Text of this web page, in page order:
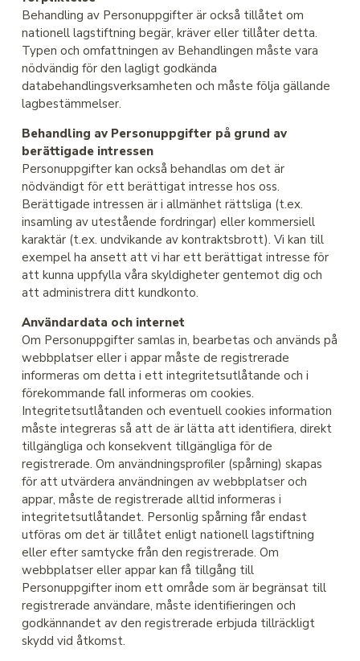
Behandling av Personuppgifter är också tillåtet om
nationell lagstiftning begär, kräver eller tillåter detta.
Typen och omfattningen av Behandlingen måste vara
nödvändig för den lagligt godkända
databehandlingsverksamheten och måste följa gällande
lagbestämmelser.
Behandling av Personuppgifter på grund av
berättigade intressen
Personuppgifter kan också behandlas om det är
nödvändigt för ett berättigat intresse hos oss.
Berättigade intressen är i allmänhet rättsliga (t.ex.
insamling av utestående fordringar) eller kommersiell
karaktär (t.ex. undvikande av kontraktsbrott). Vi kan till
exempel ha ansett att vi har ett berättigat intresse för
att kunna uppfylla våra skyldigheter gentemot dig och
att administrera ditt kundkonto.
Användardata och internet
Om Personuppgifter samlas in, bearbetas och används på
webbplatser eller i appar måste de registrerade
informeras om detta i ett integritetsutlåtande och i
förekommande fall informeras om cookies.
Integritetsutlåtanden och eventuell cookies information
måste integreras så att de är lätta att identifiera, direkt
tillgängliga och konsekvent tillgängliga för de
registrerade. Om användningsprofiler (spårning) skapas
för att utvärdera användningen av webbplatser och
appar, måste de registrerade alltid informeras i
integritetsutlåtandet. Personlig spårning får endast
utföras om det är tillåtet enligt nationell lagstiftning
eller efter samtycke från den registrerade. Om
webbplatser eller appar kan få tillgång till
Personuppgifter inom ett område som är begränsat till
registrerade användare, måste identifieringen och
godkännandet av den registrerade erbjuda tillräckligt
skydd vid åtkomst.